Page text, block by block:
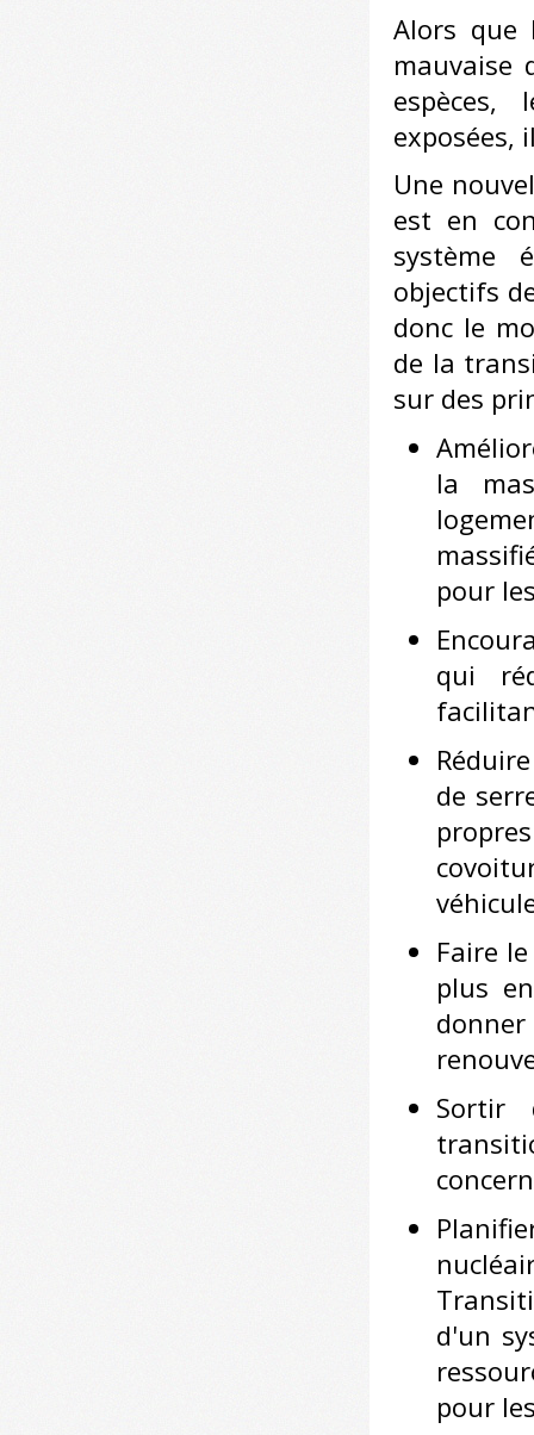
Alors que
mauvaise
exposées,
Une
est en
système
objectifs
donc le
de la
sur des
la
pour
qui
de
Faire
plus
Sortir
d'un
pour